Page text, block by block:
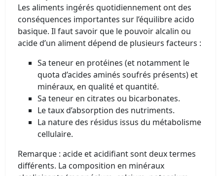
Les aliments ingérés quotidiennement ont des
conséquences importantes sur l’équilibre acido
basique. Il faut savoir que le pouvoir alcalin ou
acide d’un aliment dépend de plusieurs facteurs :
Sa teneur en protéines (et notamment le
quota d’acides aminés soufrés présents) et
minéraux, en qualité et quantité.
Sa teneur en citrates ou bicarbonates.
Le taux d’absorption des nutriments.
La nature des résidus issus du métabolisme
cellulaire.
Remarque : acide et acidifiant sont deux termes
différents. La composition en minéraux